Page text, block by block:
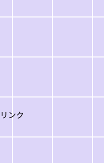
ンク